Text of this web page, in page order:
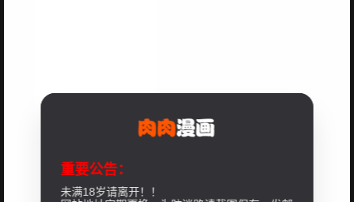
重要公告：
未满18岁请离开！！